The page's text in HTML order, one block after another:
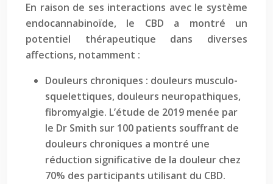
En raison de ses interactions avec le système
endocannabinoïde, le CBD a montré un
potentiel thérapeutique dans diverses
affections, notamment :
Douleurs chroniques : douleurs musculo-
squelettiques, douleurs neuropathiques,
fibromyalgie. L’étude de 2019 menée par
le Dr Smith sur 100 patients souffrant de
douleurs chroniques a montré une
réduction significative de la douleur chez
70% des participants utilisant du CBD.